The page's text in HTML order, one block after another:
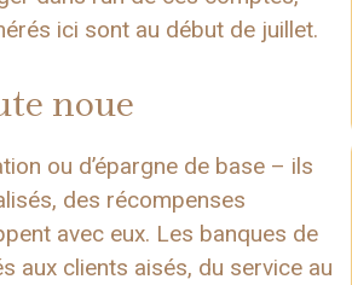
ici sont au début de juillet.
noue
ou d’épargne de base – ils
des récompenses
avec eux. Les banques de
aux clients aisés, du service au